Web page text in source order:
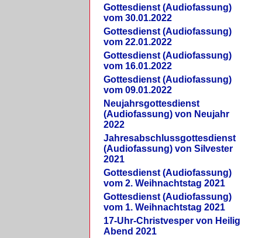
Gottesdienst (Audiofassung)
vom 30.01.2022
Gottesdienst (Audiofassung)
vom 22.01.2022
Gottesdienst (Audiofassung)
vom 16.01.2022
Gottesdienst (Audiofassung)
vom 09.01.2022
Neujahrsgottesdienst
(Audiofassung) von Neujahr
2022
Jahresabschlussgottesdienst
(Audiofassung) von Silvester
2021
Gottesdienst (Audiofassung)
vom 2. Weihnachtstag 2021
Gottesdienst (Audiofassung)
vom 1. Weihnachtstag 2021
17-Uhr-Christvesper von Heilig
Abend 2021